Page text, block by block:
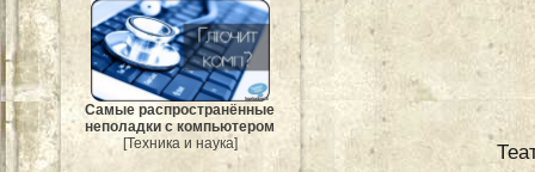
Самые распространённые
неполадки с компьютером
[Техника и наука]